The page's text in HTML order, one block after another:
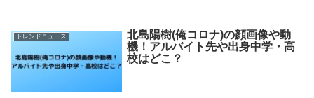
トレンドニュース
北島陽樹(俺コロナ)の顔画像や動
機！アルバイト先や出身中学・高
校はどこ？